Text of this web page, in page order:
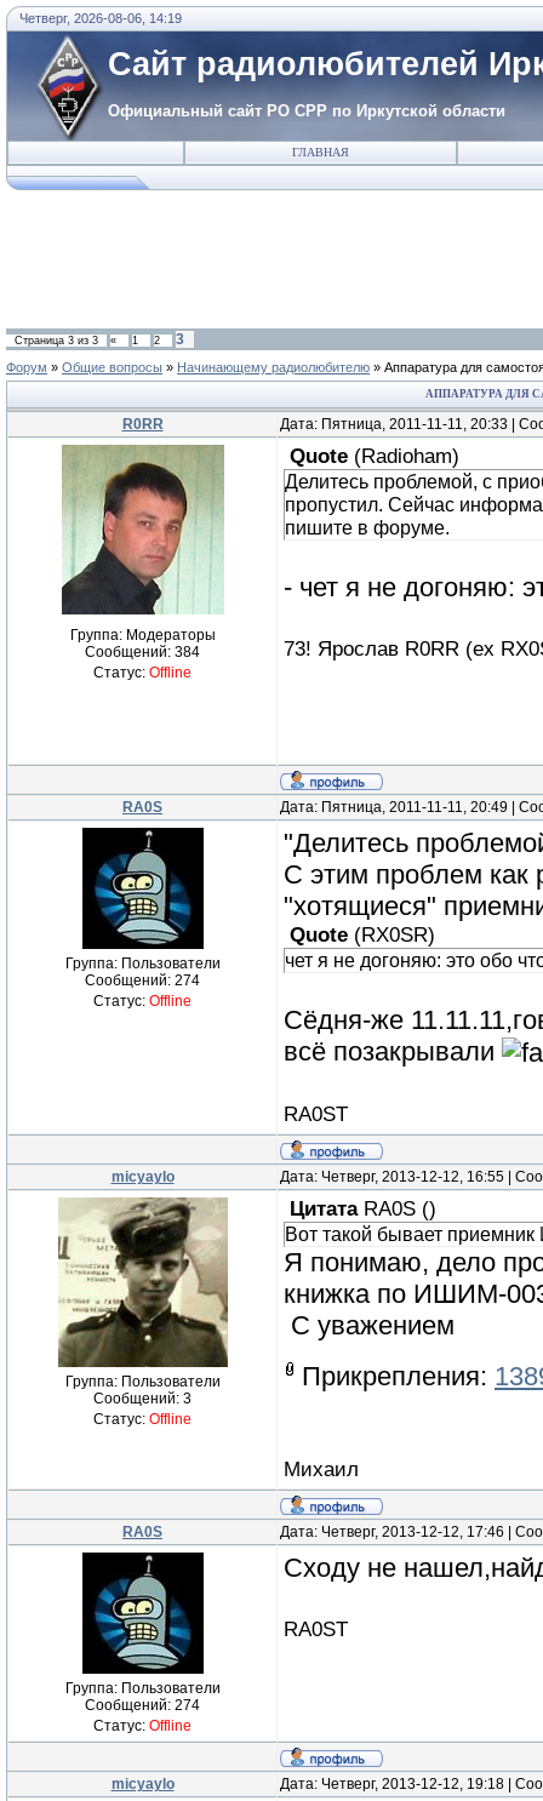
Четверг, 2026-08-06, 14:19
Сайт радиолюбителей
Официальный сайт РО СРР по Иркутской области
ГЛАВНАЯ
Страница 3 из 3 « 1 2 3
Форум » Общие вопросы » Начинающему радиолюбителю » Аппаратура для
АППАРАТУРА ДЛЯ
R0RR Дата: Пятница, 2011-11-11, 20:33 |
Группа: Модераторы
Сообщений: 384
Статус: Offline
Quote (Radioham)
Делитесь проблемой, с
пропустил. Сейчас
пишите в форуме.
- чет я не догоняю:
73! Ярослав R0RR (ex
RA0S Дата: Пятница, 2011-11-11, 20:49 |
Группа: Пользователи
Сообщений: 274
Статус: Offline
"Делитесь
С этим проблем как
"хотящиеся"
Quote (RX0SR)
чет я не догоняю: это обо
Сёдня-же
всё позакрывали
RA0ST
micyaylo Дата: Четверг, 2013-12-12, 16:55 |
Группа: Пользователи
Сообщений: 3
Статус: Offline
Цитата RA0S ()
Вот такой бывает
Я понимаю, дело
книжка по ИШИМ-
С уважением
Прикрепления:
Михаил
RA0S Дата: Четверг, 2013-12-12, 17:46 |
Группа: Пользователи
Сообщений: 274
Статус: Offline
Сходу не
RA0ST
micyaylo Дата: Четверг, 2013-12-12, 19:18 |